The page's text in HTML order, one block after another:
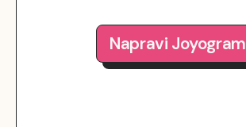
Napravi Joyogram